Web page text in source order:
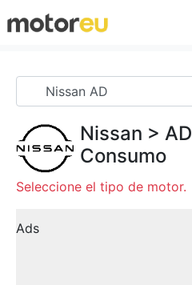
Nissan > AD
Consumo
Seleccione el tipo de motor.
Ads